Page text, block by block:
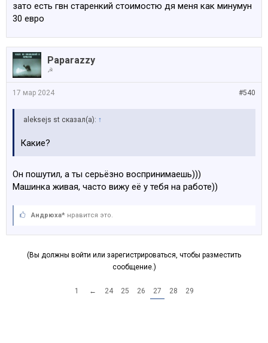
зато есть гвн старенкий стоимостю дя меня как минумун
30 евро
Paparazzy
☭
#540
17 мар 2024
aleksejs st сказал(а): ↑
Какие?
Он пошутил, а ты серьёзно воспринимаешь)))
Машинка живая, часто вижу её у тебя на работе))
Андрюха* нравится это.
(Вы должны войти или зарегистрироваться, чтобы разместить
сообщение.)
1 ← 24 25 26 27 28 29